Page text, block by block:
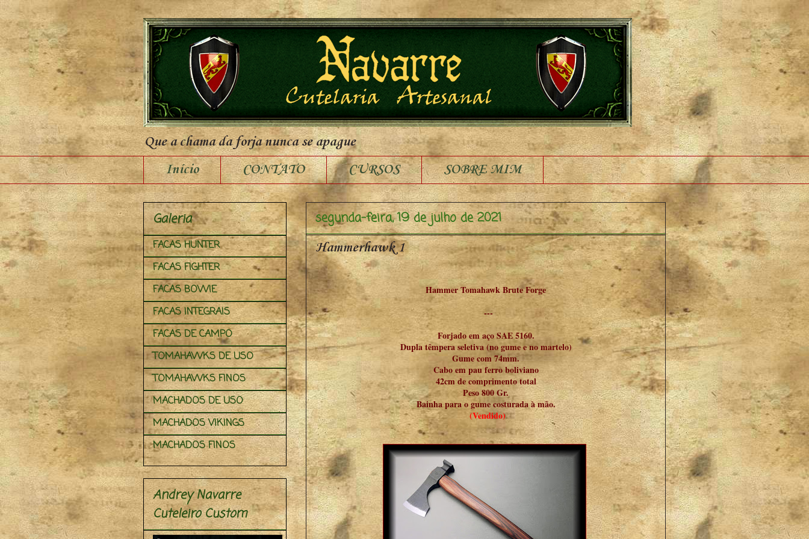
Que a chama da forja nunca se apague
Início
CONTATO CURSOS SOBRE MIM
segunda-feira, 19 de julho de 2021
Hammerhawk 1
Hammer Tomahawk Brute Forge
---
Forjado em aço SAE 5160.
Dupla têmpera seletiva (no gume e no martelo)
Gume com 74mm.
Cabo em pau ferro boliviano
42cm de comprimento total
Peso 800 Gr.
Bainha para o gume costurada à mão.
(Vendido)
Galeria
FACAS HUNTER
FACAS FIGHTER
FACAS BOWIE
FACAS INTEGRAIS
FACAS DE CAMPO
TOMAHAWKS DE USO
TOMAHAWKS FINOS
MACHADOS DE USO
MACHADOS VIKINGS
MACHADOS FINOS
Andrey Navarre
Cuteleiro Custom